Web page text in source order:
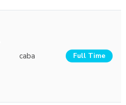
caba Full Time